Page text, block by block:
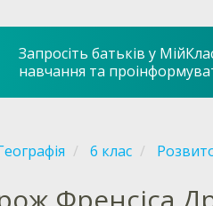
Запросіть батьків у
навчання та
6 клас